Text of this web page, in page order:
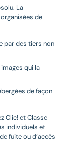
La
de
par des tiers non
images qui la
de façon
Clic! et Classe
individuels et
fuite ou d’accès